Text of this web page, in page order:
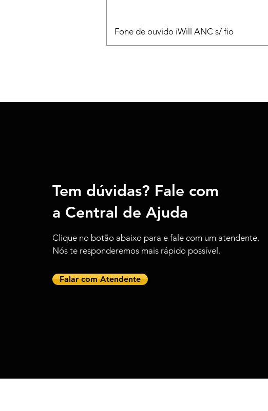
Fone de ouvido iWill ANC s/ fio
Tem dúvidas? Fale com
a Central de Ajuda
Clique no botão abaixo para e fale com um atendente,
Nós te responderemos mais rápido possível.
Falar com Atendente